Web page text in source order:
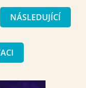
NÁSLEDUJÍCÍ